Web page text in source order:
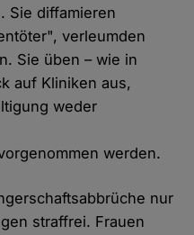
Sie diffamieren
verleumden
Sie üben – wie in
auf Kliniken aus,
weder
werden.
nur
straffrei. Frauen